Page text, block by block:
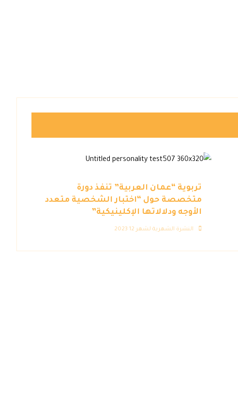
تربوية “عمان العربية” تنفذ دورة
متخصصة حول “اختبار الشخصية متعدد
الأوجه ودلالاتها الإكلينيكية”
النشرة الشهرية لشهر 12 2023